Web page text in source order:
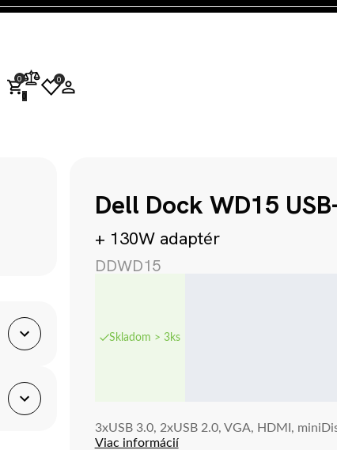
0
0
0
Dell Dock WD15
+ 130W adaptér
DDWD15
Skladom > 3ks
3xUSB 3.0, 2xUSB 2.0, VGA, HDMI,
Viac informácií